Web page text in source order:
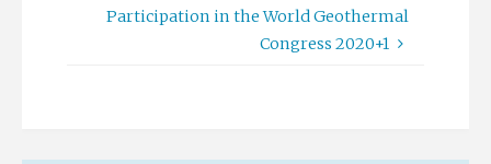
Participation in the World Geothermal
Congress 2020+1